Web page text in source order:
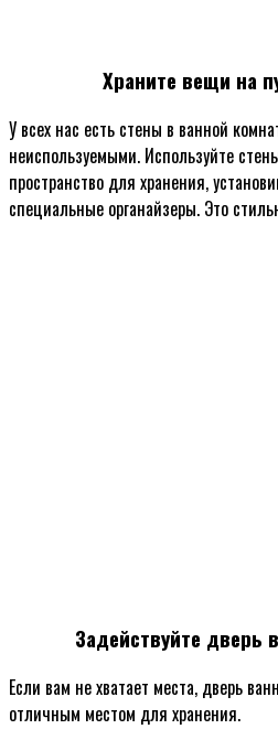
Храните вещи на
У всех нас есть стены в ванной
неиспользуемыми. Используйте
пространство для хранения,
специальные органайзеры. Это
Задействуйте дверь
Если вам не хватает места, дверь
отличным местом для хранения.